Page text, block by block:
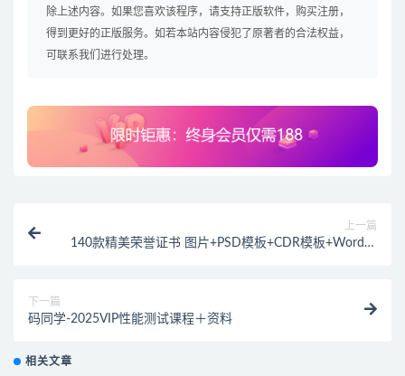
除上述内容。如果您喜欢该程序，请支持正版软件，购买注册，
得到更好的正版服务。如若本站内容侵犯了原著者的合法权益，
可联系我们进行处理。
上一篇
140款精美荣誉证书 图片+PSD模板+CDR模板+Word模
下一篇
码同学-2025VIP性能测试课程＋资料
相关文章